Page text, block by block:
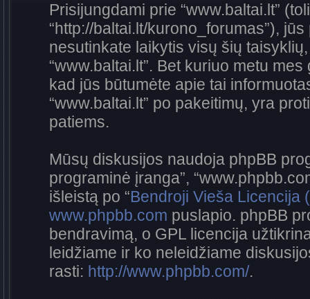
Prisijungdami prie “www.baltai.lt”
“http://baltai.lt/kurono_forumas”),
nesutinkate laikytis visų šių
“www.baltai.lt”. Bet kuriuo metu
kad jūs būtumėte apie tai
“www.baltai.lt” po pakeitimų, yra
patiems.
Mūsų diskusijos naudoja phpBB
programinė įranga”,
išleistą po “Bendroji Vieša Licencija
www.phpbb.com puslapio. phpBB
bendravimą, o GPL licencija
leidžiame ir ko neleidžiame
rasti: http://www.phpbb.com/.